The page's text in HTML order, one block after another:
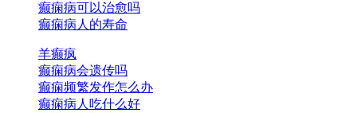
癫痫病可以治愈吗
癫痫病人的寿命
羊癫疯
癫痫病会遗传吗
癫痫频繁发作怎么办
癫痫病人吃什么好